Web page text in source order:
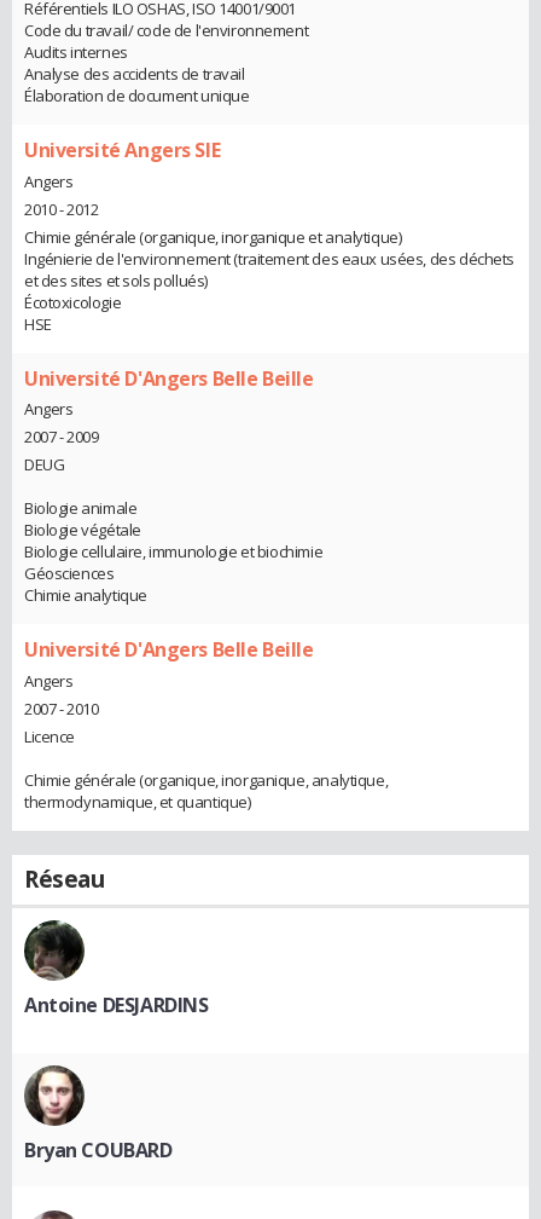
Référentiels ILO OSHAS, ISO 14001/9001
Code du travail/ code de l'environnement
Audits internes
Analyse des accidents de travail
Élaboration de document unique
Université Angers SIE
Angers
2010 - 2012
Chimie générale (organique, inorganique et analytique)
Ingénierie de l'environnement (traitement des eaux usées, des déchets
et des sites et sols pollués)
Écotoxicologie
HSE
Université D'Angers Belle Beille
Angers
2007 - 2009
DEUG
Biologie animale
Biologie végétale
Biologie cellulaire, immunologie et biochimie
Géosciences
Chimie analytique
Université D'Angers Belle Beille
Angers
2007 - 2010
Licence
Chimie générale (organique, inorganique, analytique,
thermodynamique, et quantique)
Réseau
Antoine DESJARDINS
Bryan COUBARD